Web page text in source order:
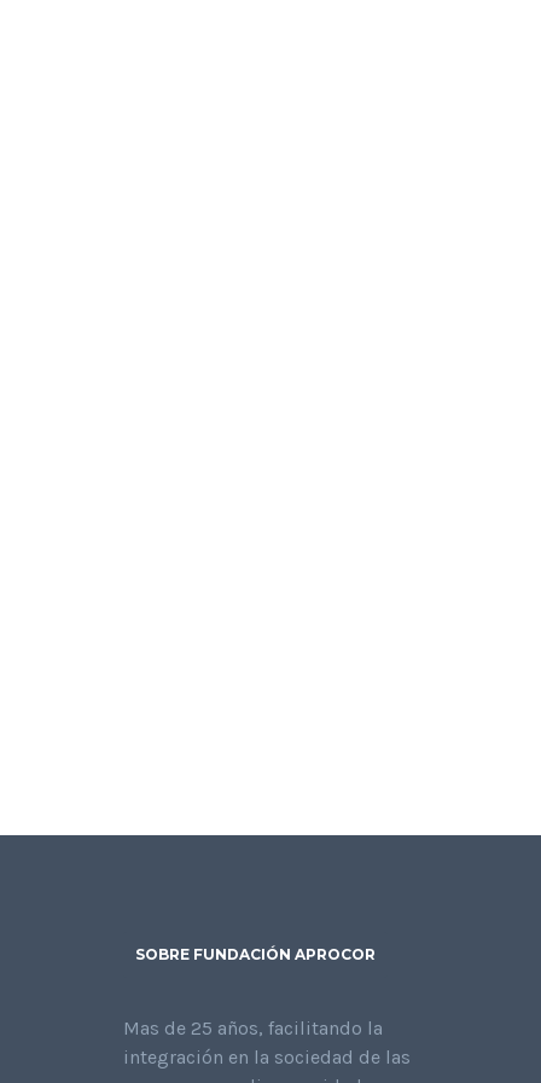
SOBRE FUNDACIÓN APROCOR
Mas de 25 años, facilitando la
integración en la sociedad de las